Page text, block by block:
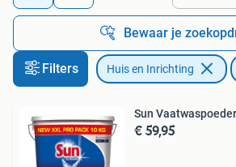
Bewaar je
Filters Huis en Inrichting
€ 59,95